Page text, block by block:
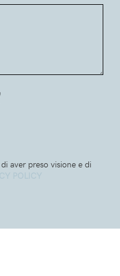
aver preso visione e di